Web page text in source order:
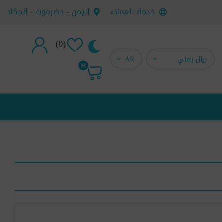
خدمة العملاء اليمن - حضرموت - المكلا
(0)
تسجيل جديد(0)